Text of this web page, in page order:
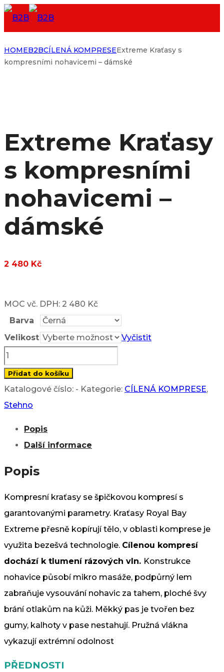
HOMEB2BCÍLENÁ KOMPRESEExtreme Kraťasy s
kompresními nohavicemi – dámské
Extreme Kraťasy
s kompresními
nohavicemi –
dámské
2 480 Kč
MOC vč. DPH: 2 480 Kč
Barva
Velikost
Vyčistit
Extreme
Kraťasy
s
kompresními
dámské
množství
Přidat do košíku
Katalogové číslo: - Kategorie: CÍLENÁ KOMPRESE,
Stehno
Popis
Další informace
Popis
Kompresní kraťasy se špičkovou kompresí s
garantovanými parametry. Kraťasy Royal Bay
Extreme přesně kopírují tělo, v oblasti komprese je
využita bezešvá technologie. Cílenou kompresí
dochází k tlumení rázových vln. Konstrukce
nohavice působí mikro masáže, podpůrný lem
zabraňuje vysouvání nohavic za tahem, ploché švy
brání otlakům na kůži. Měkký pas je tvořen bez
gumy, kalhoty v pase nestahují. Pružná vlákna
vykazují extrémní odolnost
PŘEDNOSTI